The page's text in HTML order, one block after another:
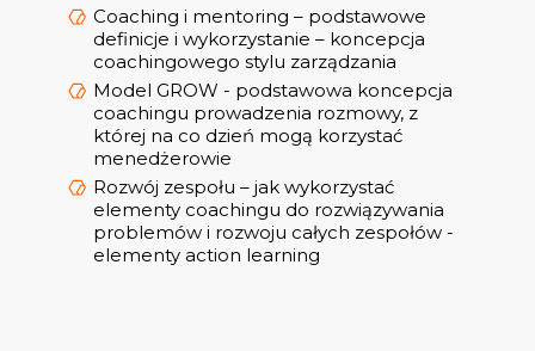
Coaching i mentoring – podstawowe
definicje i wykorzystanie – koncepcja
coachingowego stylu zarządzania
Model GROW - podstawowa koncepcja
coachingu prowadzenia rozmowy, z
której na co dzień mogą korzystać
menedżerowie
Rozwój zespołu – jak wykorzystać
elementy coachingu do rozwiązywania
problemów i rozwoju całych zespołów -
elementy action learning